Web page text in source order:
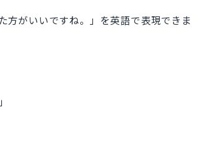
がいいですね。」を英語で表現できま